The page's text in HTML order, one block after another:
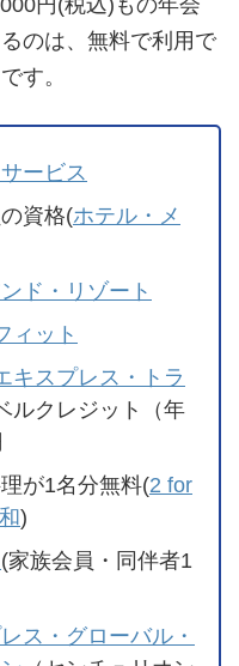
円(税込)もの年会
のは、無料で利用で
す。
ービス
資格(ホテル・メ
ド・リゾート
ィット
キスプレス・トラ
ルクレジット（年
が1名分無料(2 for
)
(家族会員・同伴者1
ス・グローバル・